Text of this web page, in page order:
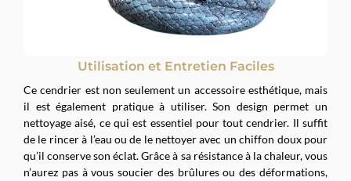
Utilisation et Entretien Faciles
Ce cendrier est non seulement un accessoire esthétique, mais
il est également pratique à utiliser. Son design permet un
nettoyage aisé, ce qui est essentiel pour tout cendrier. Il suffit
de le rincer à l’eau ou de le nettoyer avec un chiffon doux pour
qu’il conserve son éclat. Grâce à sa résistance à la chaleur, vous
n’aurez pas à vous soucier des brûlures ou des déformations,